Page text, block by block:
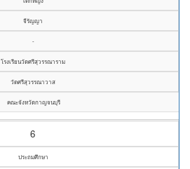
จีรัญญา
-
โรงเรียนวัดศรีสุวรรณาราม
วัดศรีสุวรรณาวาส
คณะจังหวัดกาญจนบุรี
6
ประถมศึกษา